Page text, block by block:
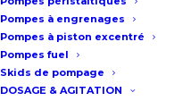
Pompes à engrenages
Pompes à piston excentré
Pompes fuel
Skids de pompage
DOSAGE & AGITATION
Surpresseur
Équipé de 4